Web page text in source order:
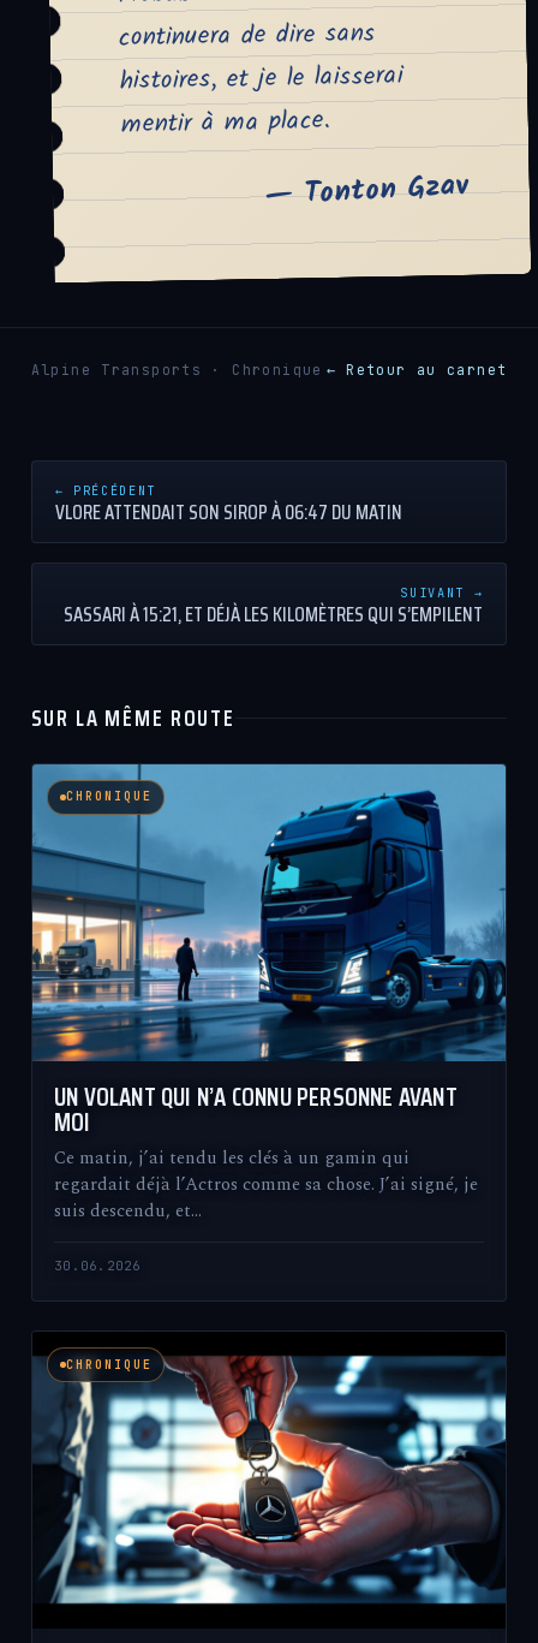
continuera de dire sans
histoires, et je le laisserai
mentir à ma place.
— Tonton Gzav
Alpine Transports · Chronique ← Retour au carnet
← PRÉCÉDENT
VLORE ATTENDAIT SON SIROP À 06:47 DU MATIN
SUIVANT →
SASSARI À 15:21, ET DÉJÀ LES KILOMÈTRES QUI S’EMPILENT
SUR LA MÊME ROUTE
CHRONIQUE
UN VOLANT QUI N’A CONNU PERSONNE AVANT
MOI
Ce matin, j’ai tendu les clés à un gamin qui
regardait déjà l’Actros comme sa chose. J’ai signé, je
suis descendu, et…
30.06.2026
CHRONIQUE